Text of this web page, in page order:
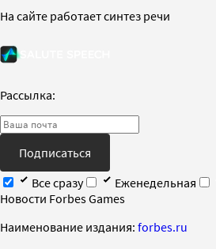
На сайте работает синтез речи
Рассылка:
Подписаться
Все сразу
Еженедельная
Новости Forbes Games
Наименование издания: forbes.ru